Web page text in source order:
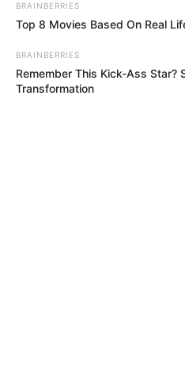
favor, active
BRAINBERRIES
Top 8 Movies Based On Real
BRAINBERRIES
Remember This Kick-Ass Star?
Transformation